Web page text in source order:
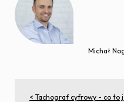
Michał
< Tachograf cyfrowy - co to